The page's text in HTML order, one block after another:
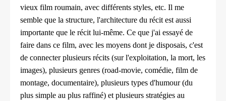
vieux film roumain, avec différents styles, etc. Il me
semble que la structure, l'architecture du récit est aussi
importante que le récit lui-même. Ce que j'ai essayé de
faire dans ce film, avec les moyens dont je disposais, c'est
de connecter plusieurs récits (sur l'exploitation, la mort, les
images), plusieurs genres (road-movie, comédie, film de
montage, documentaire), plusieurs types d'humour (du
plus simple au plus raffiné) et plusieurs stratégies au